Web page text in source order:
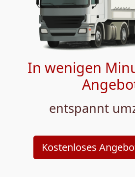
In wenigen
entspannt
Kostenloses